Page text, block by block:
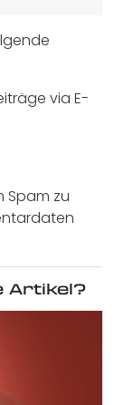
via E-
Spam zu
Artikel?